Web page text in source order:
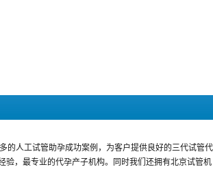
的人工试管助孕成功案例，为客户提供良好的三代试管代
验，最专业的代孕产子机构。同时我们还拥有北京试管机